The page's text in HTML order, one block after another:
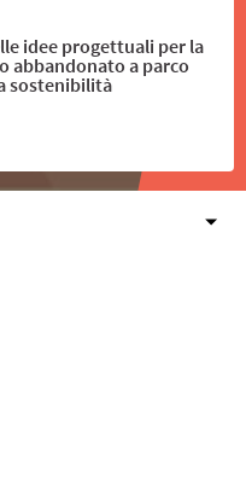
idee progettuali per la
abbandonato a parco
sostenibilità